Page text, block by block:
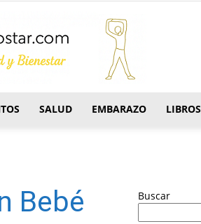
SALUD EMBARAZO LIBROS
Bebé
Buscar